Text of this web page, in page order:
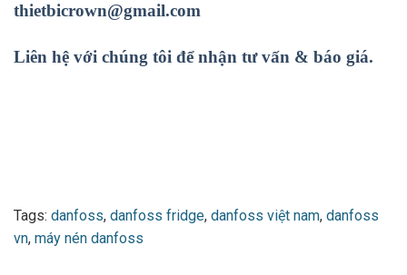
thietbicrown@gmail.com
Liên hệ với chúng tôi để nhận tư vấn & báo giá.
Tags: danfoss, danfoss fridge, danfoss việt nam, danfoss
vn, máy nén danfoss